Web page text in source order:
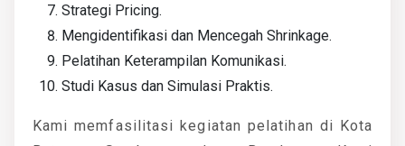
Strategi Pricing.
Mengidentifikasi dan Mencegah Shrinkage.
Pelatihan Keterampilan Komunikasi.
Studi Kasus dan Simulasi Praktis.
Kami memfasilitasi kegiatan pelatihan di Kota